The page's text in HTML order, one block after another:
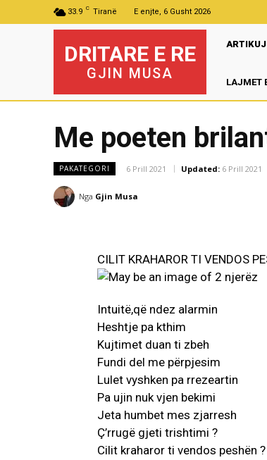
33.9 C Tiranë E enjte, 6 Gusht 2026
DRITARE E RE
GJIN MUSA
ARTIKUJ
LAJMET
Me poeten
PAKATEGORI 6 Prill 2021 Updated: 6 Prill 2021
Nga Gjin Musa
CILIT KRAHAROR TI VENDOS
Intuitë,që ndez alarmin
Heshtje pa kthim
Kujtimet duan ti zbeh
Fundi del me përpjesim
Lulet vyshken pa rrezeartin
Pa ujin nuk vjen bekimi
Jeta humbet mes zjarresh
Ç’rrugë gjeti trishtimi ?
Cilit kraharor ti vendos peshën ?